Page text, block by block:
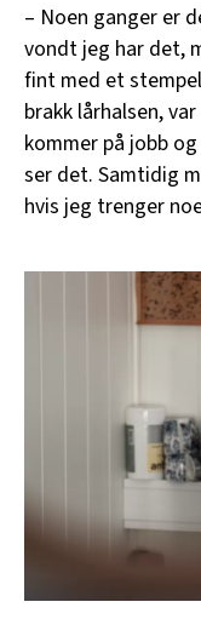
– Noen ganger er
vondt jeg har det,
fint med et
brakk lårhalsen,
kommer på jobb
ser det. Samtidig
hvis jeg trenger